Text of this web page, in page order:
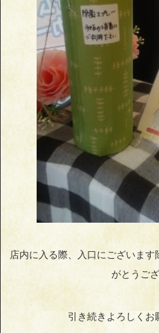
店内に入る際、入口にございま
がとうご
引き続きよろしくお